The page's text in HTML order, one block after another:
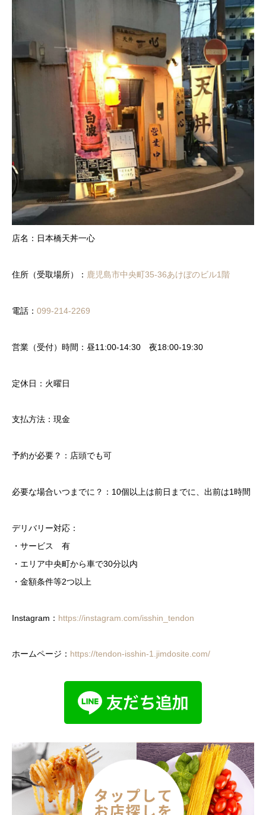
店名：日本橋天丼一心
住所（受取場所）： 鹿児島市中央町35-36あけぼのビル1階
電話： 099-214-2269
営業（受付）時間：昼11:00-14:30 夜18:00-19:30
定休日：火曜日
支払方法：現金
予約が必要？：店頭でも可
必要な場合いつまでに？：10個以上は前日までに、出前は1時間
デリバリー対応：
・サービス 有
・エリア中央町から車で30分以内
・金額条件等2つ以上
Instagram： https://instagram.com/isshin_tendon
ホームページ： https://tendon-isshin-1.jimdosite.com/